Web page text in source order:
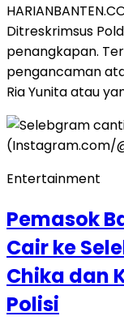
Ditreskrimsus
penangkapan.
pengancaman
Ria Yunita atau
Entertainment
Pemasok
Cair ke
Chika dan
Polisi